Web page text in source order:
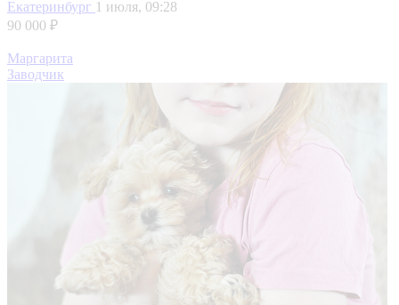
Екатеринбург 1 июля, 09:28
90 000 ₽
Маргарита
Заводчик